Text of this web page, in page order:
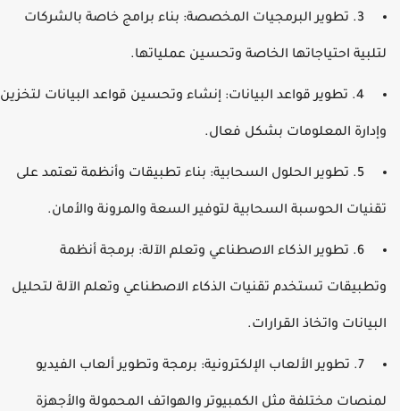
3. تطوير البرمجيات المخصصة: بناء برامج خاصة بالشركات
احتياجاتها الخاصة وتحسين عملياتها.
4. تطوير قواعد البيانات: إنشاء وتحسين قواعد البيانات لتخزين
المعلومات بشكل فعال.
5. تطوير الحلول السحابية: بناء تطبيقات وأنظمة تعتمد على
الحوسبة السحابية لتوفير السعة والمرونة والأمان.
6. تطوير الذكاء الاصطناعي وتعلم الآلة: برمجة أنظمة
تستخدم تقنيات الذكاء الاصطناعي وتعلم الآلة لتحليل
واتخاذ القرارات.
7. تطوير الألعاب الإلكترونية: برمجة وتطوير ألعاب الفيديو
مختلفة مثل الكمبيوتر والهواتف المحمولة والأجهزة